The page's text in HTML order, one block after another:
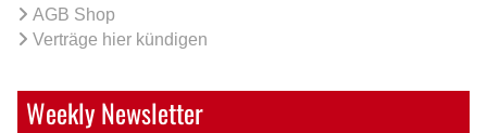
AGB Shop
Verträge hier kündigen
Weekly Newsletter